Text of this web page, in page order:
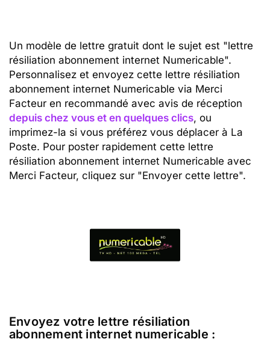
Un modèle de lettre gratuit dont le sujet est "lettre
résiliation abonnement internet Numericable".
Personnalisez et envoyez cette lettre résiliation
abonnement internet Numericable via Merci
Facteur en recommandé avec avis de réception
depuis chez vous et en quelques clics, ou
imprimez-la si vous préférez vous déplacer à La
Poste. Pour poster rapidement cette lettre
résiliation abonnement internet Numericable avec
Merci Facteur, cliquez sur "Envoyer cette lettre".
Envoyez votre lettre résiliation
abonnement internet numericable :